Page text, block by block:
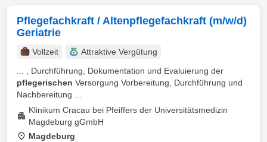
Pflegefachkraft / Altenpflegefachkraft (m/w/d)
Geriatrie
Vollzeit
Attraktive Vergütung
... , Durchführung, Dokumentation und Evaluierung der
pflegerischen Versorgung Vorbereitung, Durchführung und
Nachbereitung ...
Klinikum Cracau bei Pfeiffers der Universitätsmedizin
Magdeburg gGmbH
Magdeburg